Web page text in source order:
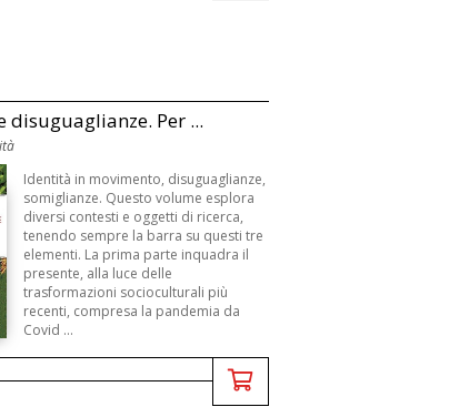
disuguaglianze. Per ...
Identità in movimento, disuguaglianze,
somiglianze. Questo volume esplora
diversi contesti e oggetti di ricerca,
tenendo sempre la barra su questi tre
elementi. La prima parte inquadra il
presente, alla luce delle
trasformazioni socioculturali più
recenti, compresa la pandemia da
Covid ...